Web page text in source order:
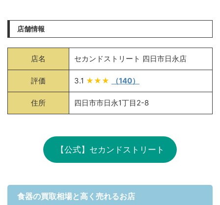
店舗情報
店名 セカンドストリート 四日市日永店
評価 3.1 ★★★ （140）
住所 四日市市日永1丁目2-8
【公式】セカンドストリート
食器の買取相場と高く売れるお店